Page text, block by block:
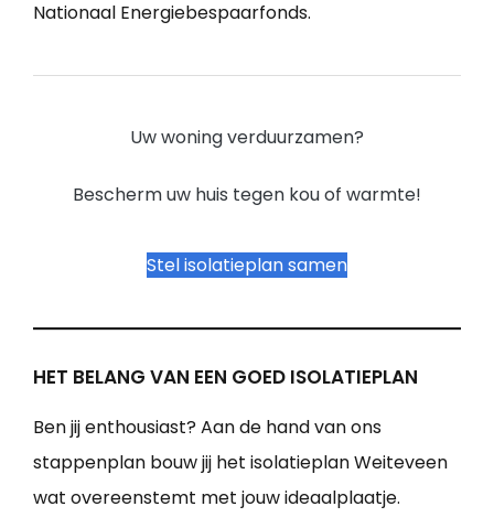
Nationaal Energiebespaarfonds.
Uw woning verduurzamen?
Bescherm uw huis tegen kou of warmte!
Stel isolatieplan samen
HET BELANG VAN EEN GOED ISOLATIEPLAN
Ben jij enthousiast? Aan de hand van ons
stappenplan bouw jij het isolatieplan Weiteveen
wat overeenstemt met jouw ideaalplaatje.